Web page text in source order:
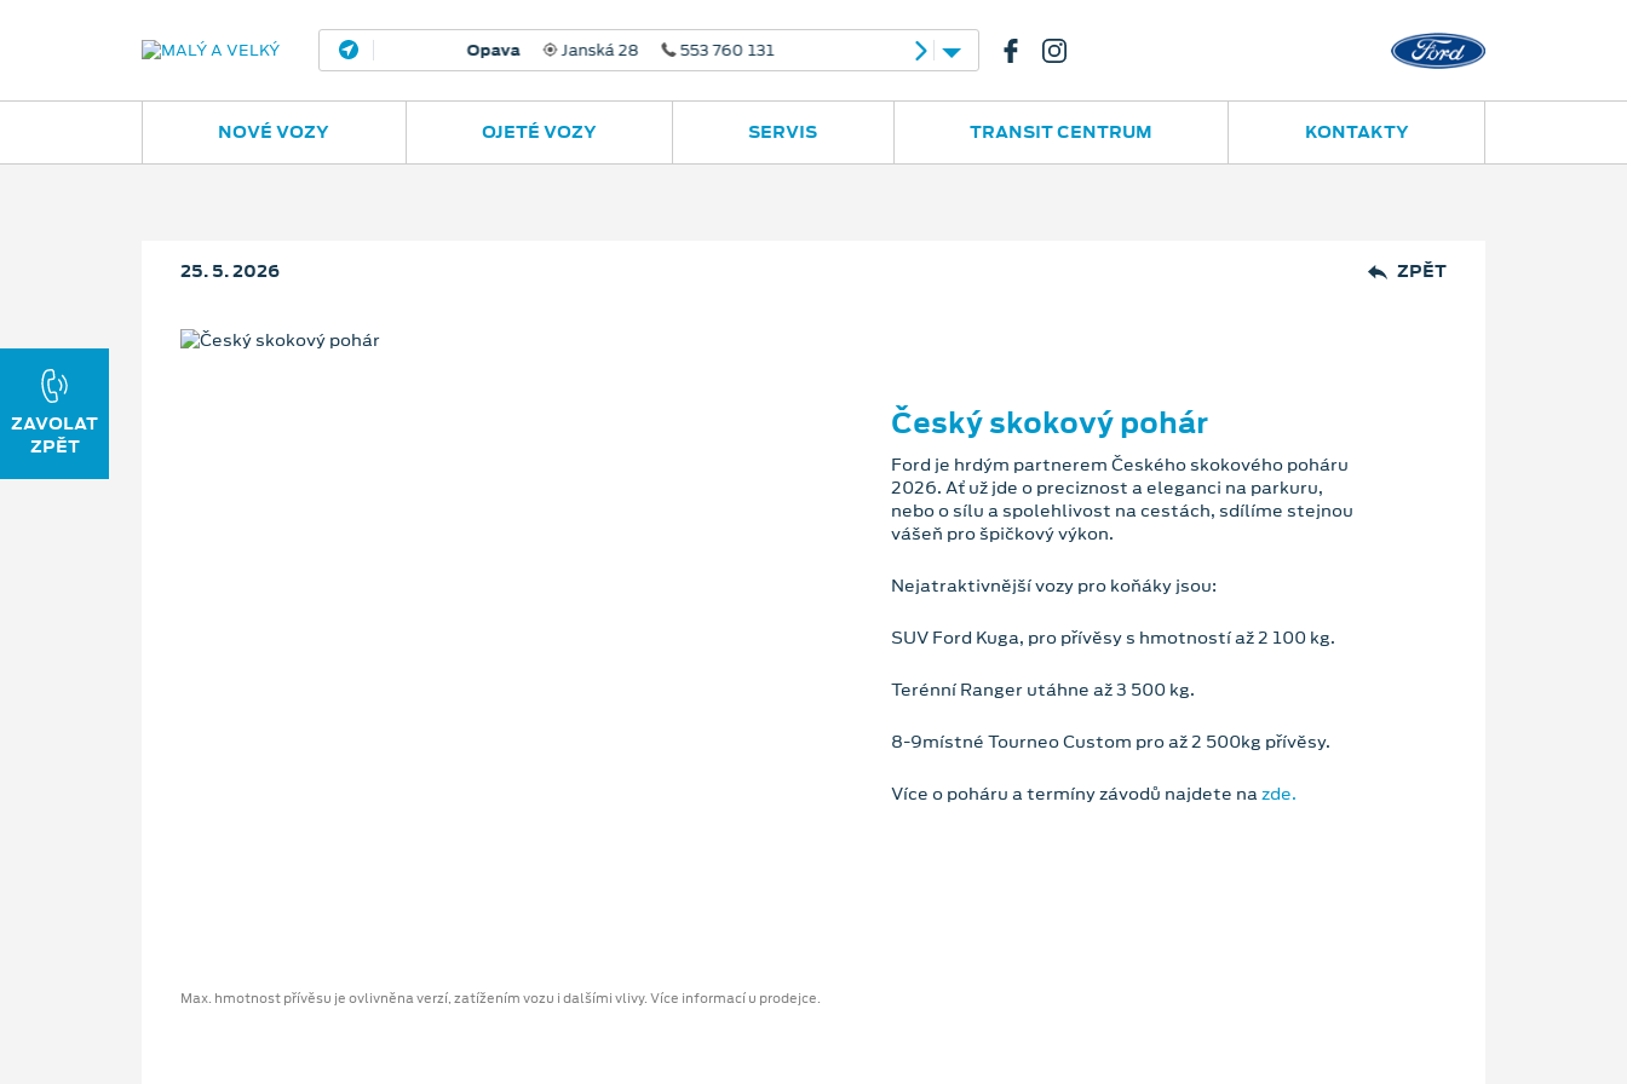
Janská 28 553 760 131 Ostrava - Vítkovice
NOVÉ VOZY OJETÉ VOZY SERVIS TRANSIT CENTRUM KONTAKTY
25. 5. 2026 ZPĚT
Český skokový pohár
Ford je hrdým partnerem Českého skokového poháru
2026. Ať už jde o preciznost a eleganci na parkuru,
nebo o sílu a spolehlivost na cestách, sdílíme stejnou
vášeň pro špičkový výkon.
Nejatraktivnější vozy pro koňáky jsou:
SUV Ford Kuga, pro přívěsy s hmotností až 2 100 kg.
Terénní Ranger utáhne až 3 500 kg.
8-9místné Tourneo Custom pro až 2 500kg přívěsy.
Více o poháru a termíny závodů najdete na zde.
Max. hmotnost přívěsu je ovlivněna verzí, zatížením vozu i dalšími vlivy. Více informací u prodejce.